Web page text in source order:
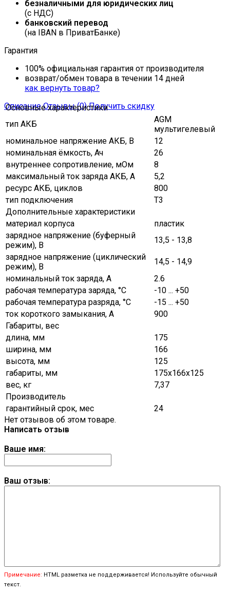
безналичными для юридических лиц
(с НДС)
банковский перевод
(на IBAN в ПриватБанке)
Гарантия
100% официальная гарантия от производителя
возврат/обмен товара в течении 14 дней
как вернуть товар?
Описание Отзывы (0) Получить скидку
Основные характеристики
тип АКБ
AGM
мультигелевый
номинальное напряжение АКБ, В
12
номинальная ёмкость, Ач
26
внутреннее сопротивление, мОм
8
максимальный ток заряда АКБ, A
5,2
ресурс АКБ, циклов
800
тип подключения
Т3
Дополнительные характеристики
материал корпуса
пластик
зарядное напряжение (буферный
режим), В
13,5 - 13,8
зарядное напряжение (циклический
режим), В
14,5 - 14,9
номинальный ток заряда, А
2.6
рабочая температура заряда, °C
-10 ... +50
рабочая температура разряда, °C
-15 ... +50
ток короткого замыкания, А
900
Габариты, вес
длина, мм
175
ширина, мм
166
высота, мм
125
габариты, мм
175х166х125
вес, кг
7,37
Производитель
гарантийный срок, мес
24
Нет отзывов об этом товаре.
Написать отзыв
Ваше имя:
Ваш отзыв:
Примечание: HTML разметка не поддерживается! Используйте обычный
текст.